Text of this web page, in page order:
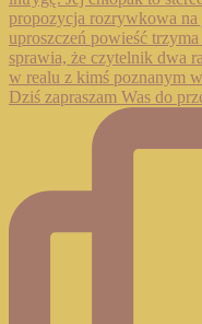
Dziś zapraszam Was do